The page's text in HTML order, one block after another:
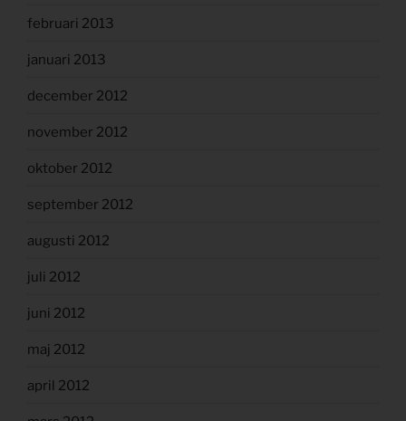
februari 2013
januari 2013
december 2012
november 2012
oktober 2012
september 2012
augusti 2012
juli 2012
juni 2012
maj 2012
april 2012